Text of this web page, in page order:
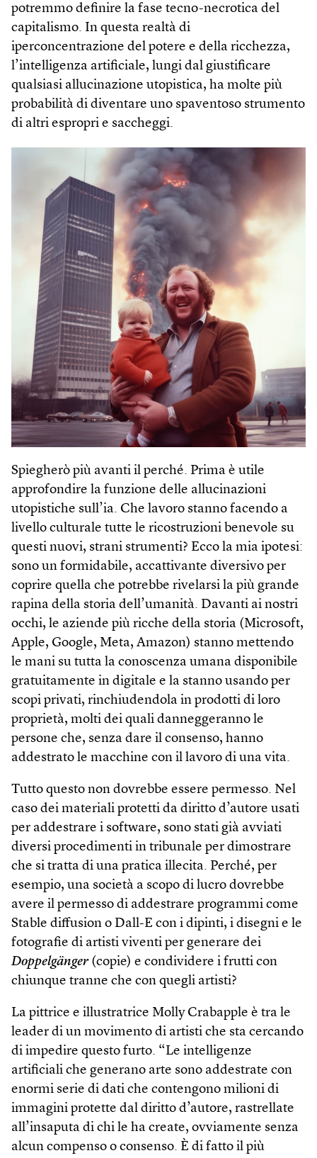
potremmo definire la fase tecno-necrotica del
capitalismo. In questa realtà di
iperconcentrazione del potere e della ricchezza,
l’intelligenza artificiale, lungi dal giustificare
qualsiasi allucinazione utopistica, ha molte più
probabilità di diventare uno spaventoso strumento
di altri espropri e saccheggi.
Spiegherò più avanti il perché. Prima è utile
approfondire la funzione delle allucinazioni
utopistiche sull’ia. Che lavoro stanno facendo a
livello culturale tutte le ricostruzioni benevole su
questi nuovi, strani strumenti? Ecco la mia ipotesi:
sono un formidabile, accattivante diversivo per
coprire quella che potrebbe rivelarsi la più grande
rapina della storia dell’umanità. Davanti ai nostri
occhi, le aziende più ricche della storia (Microsoft,
Apple, Google, Meta, Amazon) stanno mettendo
le mani su tutta la conoscenza umana disponibile
gratuitamente in digitale e la stanno usando per
scopi privati, rinchiudendola in prodotti di loro
proprietà, molti dei quali danneggeranno le
persone che, senza dare il consenso, hanno
addestrato le macchine con il lavoro di una vita.
Tutto questo non dovrebbe essere permesso. Nel
caso dei materiali protetti da diritto d’autore usati
per addestrare i software, sono stati già avviati
diversi procedimenti in tribunale per dimostrare
che si tratta di una pratica illecita. Perché, per
esempio, una società a scopo di lucro dovrebbe
avere il permesso di addestrare programmi come
Stable diffusion o Dall-E con i dipinti, i disegni e le
fotografie di artisti viventi per generare dei
Doppelgänger(copie) e condividere i frutti con
chiunque tranne che con quegli artisti?
La pittrice e illustratrice Molly Crab­apple è tra le
leader di un movimento di artisti che sta cercando
di impedire questo furto. “Le intelligenze
artificiali che generano arte sono addestrate con
enormi serie di dati che contengono milioni di
immagini protette dal diritto d’autore, rastrellate
all’insaputa di chi le ha create, ovviamente senza
alcun compenso o consenso. È di fatto il più